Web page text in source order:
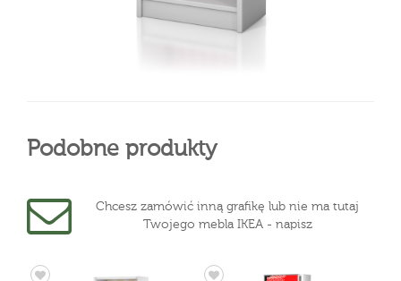
Podobne produkty
Chcesz zamówić inną grafikę lub nie ma tutaj
Twojego mebla IKEA - napisz